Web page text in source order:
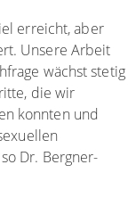
erreicht, aber
Unsere Arbeit
wächst stetig
die wir
konnten und
Dr. Bergner-